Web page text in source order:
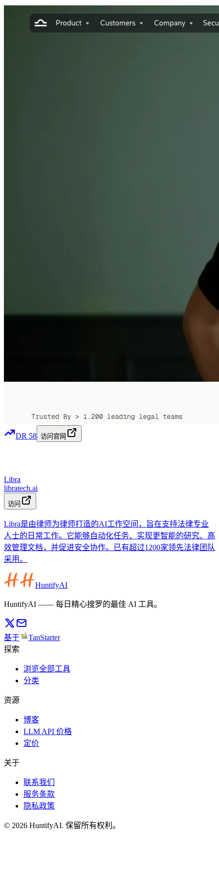
DR 58 访问官网
Libra
libratech.ai
访问
Libra是由律师为律师打造的AI工作空间，旨在支持法律专业
人士的日常工作。它能够自动化任务、实现更智能的研究、高
效管理文档，并促进安全协作。已有超过1200家领先法律团队
采用。
HuntifyAI
HuntifyAI —— 每日精心搜罗的最佳 AI 工具。
基于
TanStarter
探索
浏览全部工具
分类
资源
博客
LLM API 价格
定价
关于
联系我们
服务条款
隐私政策
© 2026 HuntifyAI. 保留所有权利。